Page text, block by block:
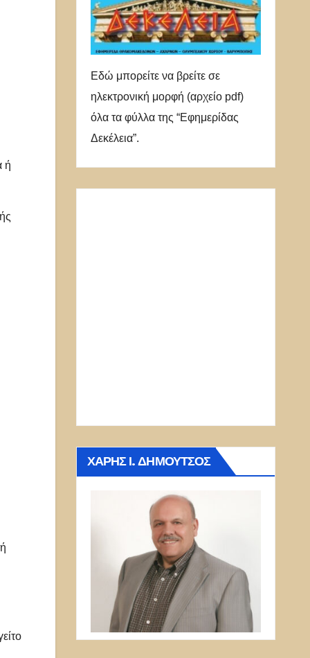
ή
Εδώ μπορείτε να βρείτε σε
ηλεκτρονική μορφή (αρχείο pdf)
όλα τα φύλλα της “Εφημερίδας
Δεκέλεια”.
ΧΆΡΗΣ Ι. ΔΗΜΟΎΤΣΟΣ